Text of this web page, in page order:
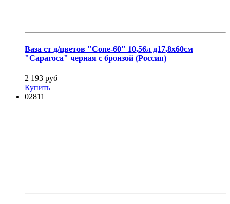
Ваза ст д/цветов "Cone-60" 10,56л д17,8х60см
"Сарагоса" черная с бронзой (Россия)
2 193 руб
Купить
02811